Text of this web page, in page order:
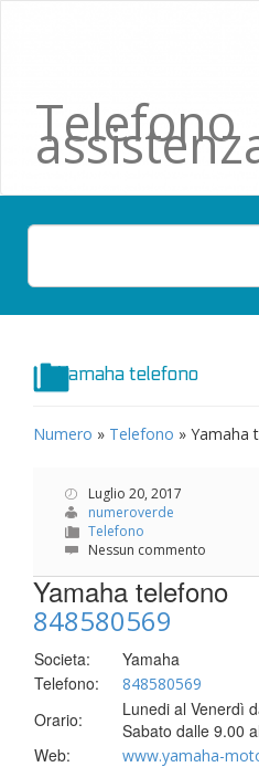
Telefono
Yamaha telefono
Numero » Telefono » Yamaha
Luglio 20, 2017
numeroverde
Telefono
Nessun commento
Yamaha telefono
848580569
Societa:
Yamaha
Telefono:
848580569
Orario:
Lunedi al Venerdì
Sabato dalle 9.00
Web:
www.yamaha-